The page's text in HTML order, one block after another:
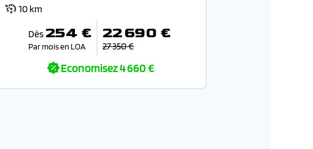
10 km
Dès 254 €
Par mois en LOA
22 690 €
27 350 €
Economisez4 660 €